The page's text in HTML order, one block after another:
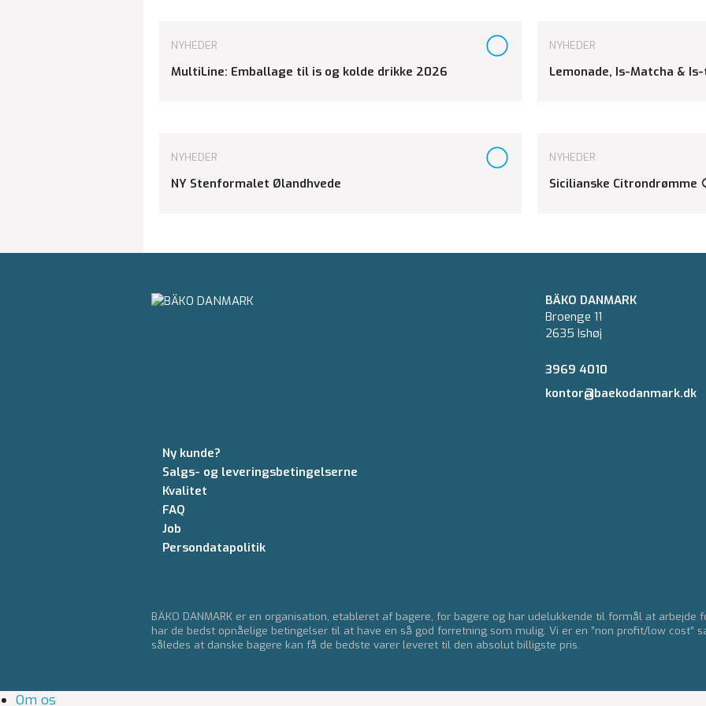
NYHEDER
MultiLine: Emballage til is og kolde drikke 2026
NYHEDER
Lemonade, Is-Matcha &
NYHEDER
NY Stenformalet Ølandhvede
NYHEDER
Sicilianske Citrondrømme
BÄKO DANMARK
Broenge 11
2635 Ishøj
3969 4010
kontor@baekodanmark.dk
Ny kunde?
Salgs- og leveringsbetingelserne
Kvalitet
FAQ
Job
Persondatapolitik
BÄKO DANMARK er en organisation, etableret af bagere, for bagere og har udelukkende til formål at arbejde
har de bedst opnåelige betingelser til at have en så god forretning som mulig. Vi er en ”non profit/low cost”
således at danske bagere kan få de bedste varer leveret til den absolut billigste pris.
Om os